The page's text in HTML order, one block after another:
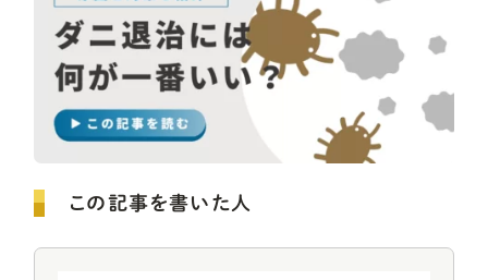
この記事を書いた人